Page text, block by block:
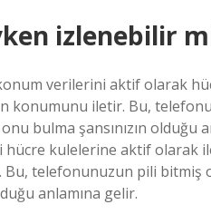
izlenebilir
verilerini aktif olarak
konumunu iletir. Bu,
bulma şansınızın olduğu
hücre kulelerine aktif olarak
telefonunuzun pili bitmiş
anlamına gelir.